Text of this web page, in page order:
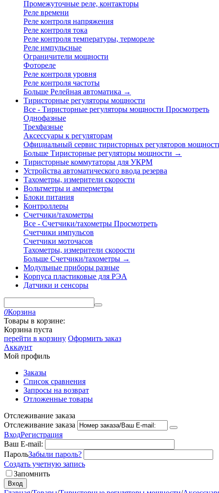
Промежуточные реле, контакторы
Реле времени
Реле контроля напряжения
Реле контроля тока
Реле контроля температуры, термореле
Реле импульсные
Ограничители мощности
Фотореле
Реле контроля уровня
Реле контроля частоты
Больше Релейная автоматика →
Тиристорные регуляторы мощности
Все - Тиристорные регуляторы мощности Просмотреть
Однофазные
Трехфазные
Аксессуары к регуляторам
Официальный сервис тиристорных регуляторов
Больше Тиристорные регуляторы мощности →
Тиристорные коммутаторы для УКРМ
Устройства автоматического ввода резерва
Тахометры, измерители скорости
Вольтметры и амперметры
Блоки питания
Контроллеры
Счетчики/тахометры
Все - Счетчики/тахометры Просмотреть
Счетчики импульсов
Счетчики моточасов
Тахометры, измерители скорости
Больше Счетчики/тахометры →
Модульные приборы разные
Корпуса пластиковые для РЭА
Датчики и сенсоры
0Корзина
Товары в корзине:
Корзина пуста
перейти в корзину Оформить заказ
Аккаунт
Мой профиль
Заказы
Список сравнения
Запросы на возврат
Отложенные товары
Отслеживание заказа
Отслеживание заказа
ВходРегистрация
Ваш E-mail:
ПарольЗабыли пароль?
Создать учетную запись
Запомнить
Вход